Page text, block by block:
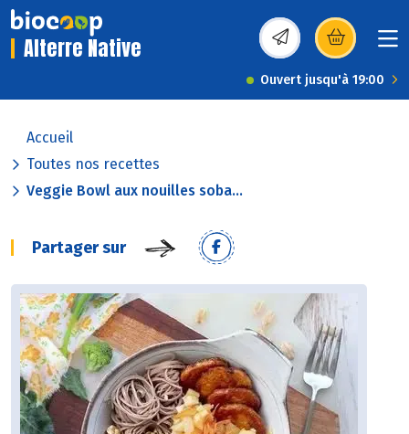
Alterre Native (s’ouvre dans une
Ouvert jusqu'à 19:00
Accueil
Toutes nos recettes
Veggie Bowl aux nouilles soba...
Partager sur